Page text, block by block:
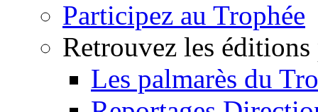
Participez au Trophée
Retrouvez les éditions
Les palmarès du